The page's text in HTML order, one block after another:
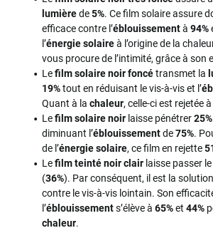
lumièrede5%. Ce film solaire assure
efficace contre l’éblouissementà 94%
l’énergie solaireà l’origine de la
vous procure de l’intimité, grâce à son
Lefilm solaire noir foncétransmet la
19%tout en réduisant le vis-à-vis et l’
Quant à la chaleur, celle-ci est rejetée à
Lefilm solaire noirlaisse pénétrer25%
diminuant l’éblouissementde75%.
de l’énergie solaire, ce film en rejette
Lefilm teinté noir clairlaisse passer
(36%). Par conséquent, il est la
contre le vis-à-vis lointain. Son
l’éblouissements’élève à 65%et 44%
chaleur.